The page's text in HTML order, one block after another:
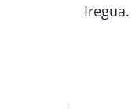
Iregua.